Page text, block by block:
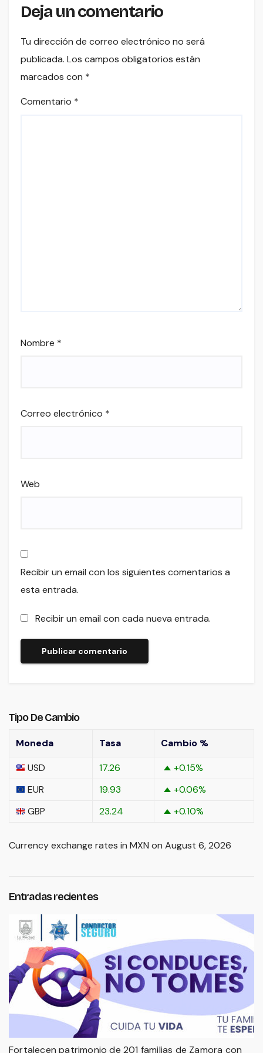
Deja un comentario
Tu dirección de correo electrónico no será
publicada. Los campos obligatorios están
marcados con *
Comentario *
Nombre *
Correo electrónico *
Web
Recibir un email con los siguientes comentarios a
esta entrada.
Recibir un email con cada nueva entrada.
Tipo De Cambio
Moneda Tasa
Cambio %
USD
17.26 +0.15%
EUR
19.93 +0.06%
GBP
23.24 +0.10%
Currency exchange rates in MXN on August 6, 2026
Entradas recientes
Fortalecen patrimonio de 201 familias de Zamora con